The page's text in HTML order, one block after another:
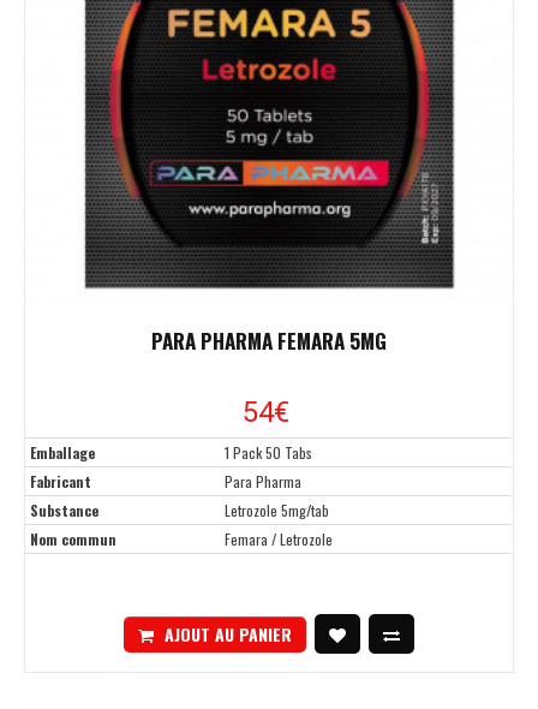
PARA PHARMA FEMARA 5MG
54€
Emballage
1 Pack 50 Tabs
Fabricant
Para Pharma
Substance
Letrozole 5mg/tab
Nom commun
Femara / Letrozole
AJOUT AU PANIER